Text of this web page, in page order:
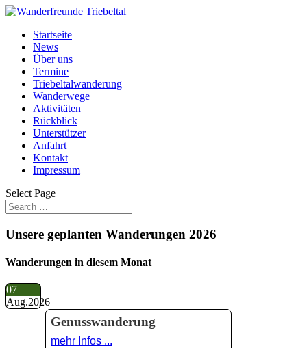
Startseite
News
Über uns
Termine
Triebeltalwanderung
Wanderwege
Aktivitäten
Rückblick
Unterstützer
Anfahrt
Kontakt
Impressum
Select Page
Unsere geplanten Wanderungen 2026
Wanderungen in diesem Monat
07
Aug.2026
Genusswanderung
mehr Infos ...